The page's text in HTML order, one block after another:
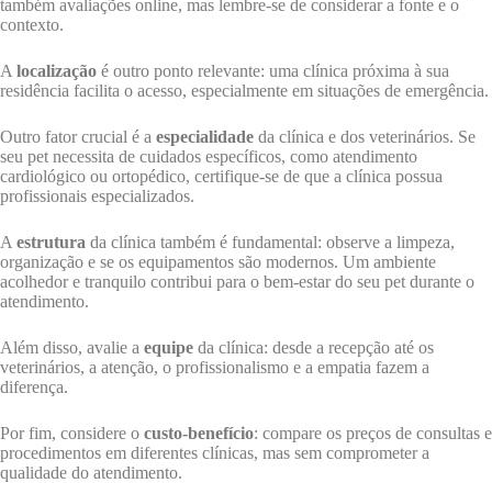
também avaliações online, mas lembre-se de considerar a fonte e o
contexto.
A localização é outro ponto relevante: uma clínica próxima à sua
residência facilita o acesso, especialmente em situações de emergência.
Outro fator crucial é a especialidade da clínica e dos veterinários. Se
seu pet necessita de cuidados específicos, como atendimento
cardiológico ou ortopédico, certifique-se de que a clínica possua
profissionais especializados.
A estrutura da clínica também é fundamental: observe a limpeza,
organização e se os equipamentos são modernos. Um ambiente
acolhedor e tranquilo contribui para o bem-estar do seu pet durante o
atendimento.
Além disso, avalie a equipe da clínica: desde a recepção até os
veterinários, a atenção, o profissionalismo e a empatia fazem a
diferença.
Por fim, considere o custo-benefício: compare os preços de consultas e
procedimentos em diferentes clínicas, mas sem comprometer a
qualidade do atendimento.